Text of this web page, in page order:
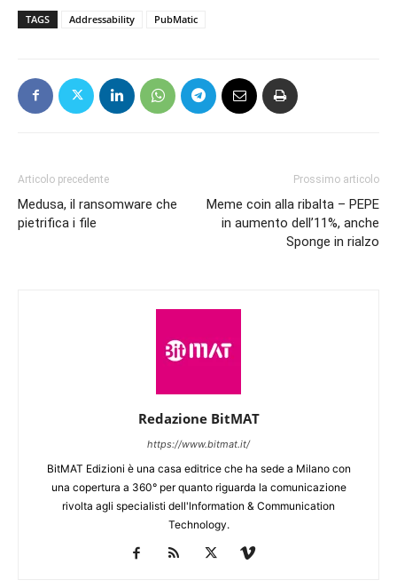
TAGS Addressability PubMatic
Articolo precedente
Medusa, il ransomware che
pietrifica i file
Prossimo articolo
Meme coin alla ribalta – PEPE
in aumento dell’11%, anche
Sponge in rialzo
Redazione BitMAT
https://www.bitmat.it/
BitMAT Edizioni è una casa editrice che ha sede a Milano con
una copertura a 360° per quanto riguarda la comunicazione
rivolta agli specialisti dell'lnformation & Communication
Technology.